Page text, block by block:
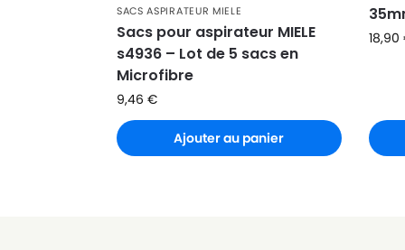
MIELE
MIELE S4510
MIELE
MIELE S4511
MIELE
MIELE
MIELE S4561
SACS ASPIRATEUR MIELE
Sacs pour aspirateur MIELE
s4936 – Lot de 5 sacs en
Microfibre
9,46 €
Ajouter au panier
18,90